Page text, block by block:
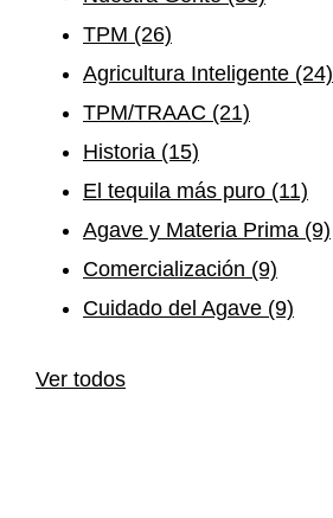
TPM (26)
Agricultura Inteligente (24)
TPM/TRAAC (21)
Historia (15)
El tequila más puro (11)
Agave y Materia Prima (9)
Comercialización (9)
Cuidado del Agave (9)
Ver todos